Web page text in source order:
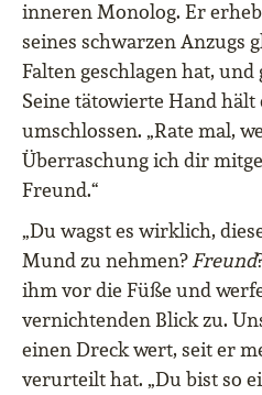
inneren Monolog. Er
seines schwarzen Anzugs
Falten geschlagen hat,
Seine tätowierte Hand
umschlossen. „Rate mal,
Überraschung ich dir
Freund.“
„Du wagst es wirklich,
Mund zu nehmen?Freund
ihm vor die Füße und
vernichtenden Blick zu.
einen Dreck wert, seit er
verurteilt hat. „Du bist so